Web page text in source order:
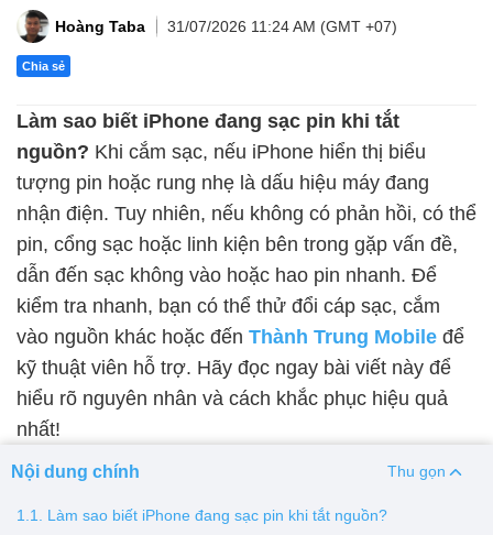
Thay mic Thay rung Thay main Unlock - Mở Khoá
Màn hình Xiaomi
Màn hình Vsmart Màn hình Google Pixel
Thay pin
Pin iPhone Pin Samsumg Pin Oppo Pin Xiaomi
Pin Realme
Thay vỏ
Vỏ iPhone Vỏ Samsung Vỏ Xiaomi Vỏ Oppo
Vỏ Huawei Vỏ Vivo
Hoàng Taba 31/07/2026 11:24 AM (GMT +07)
Chia sẻ
Làm sao biết iPhone đang sạc pin khi tắt
nguồn? Khi cắm sạc, nếu iPhone hiển thị biểu
tượng pin hoặc rung nhẹ là dấu hiệu máy đang
nhận điện. Tuy nhiên, nếu không có phản hồi, có thể
pin, cổng sạc hoặc linh kiện bên trong gặp vấn đề,
dẫn đến sạc không vào hoặc hao pin nhanh. Để
kiểm tra nhanh, bạn có thể thử đổi cáp sạc, cắm
vào nguồn khác hoặc đến Thành Trung Mobile để
kỹ thuật viên hỗ trợ. Hãy đọc ngay bài viết này để
hiểu rõ nguyên nhân và cách khắc phục hiệu quả
nhất!
Nội dung chính Thu gọn
1.1. Làm sao biết iPhone đang sạc pin khi tắt nguồn?